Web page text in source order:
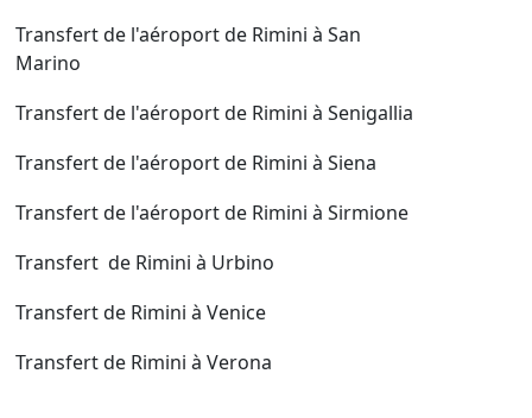
Transfert de l'aéroport de Rimini à San
Marino
Transfert de l'aéroport de Rimini à Senigallia
Transfert de l'aéroport de Rimini à Siena
Transfert de l'aéroport de Rimini à Sirmione
Transfert de Rimini à Urbino
Transfert de Rimini à Venice
Transfert de Rimini à Verona